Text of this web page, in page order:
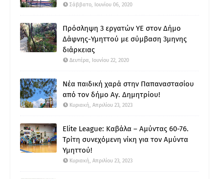
Σάββατο, Ιουνίου 06, 2020
Πρόσληψη 3 εργατών ΥΕ στον Δήμο
Δάφνης-Υμηττού με σύμβαση 3μηνης
διάρκειας
Δευτέρα, Ιουνίου 22, 2020
Νέα παιδική χαρά στην Παπαναστασίου
από τον δήμο Αγ. Δημητρίου!
Κυριακή, Απριλίου 23, 2023
Elite League: Καβάλα – Αμύντας 60-76.
Τρίτη συνεχόμενη νίκη για τον Αμύντα
Υμηττού!
Κυριακή, Απριλίου 23, 2023